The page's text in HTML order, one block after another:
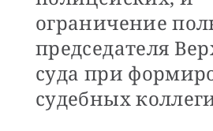
ограничение
председателя
суда при
судебных